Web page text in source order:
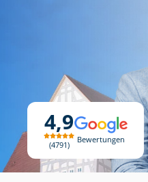
4,9
4791
Bewertungen